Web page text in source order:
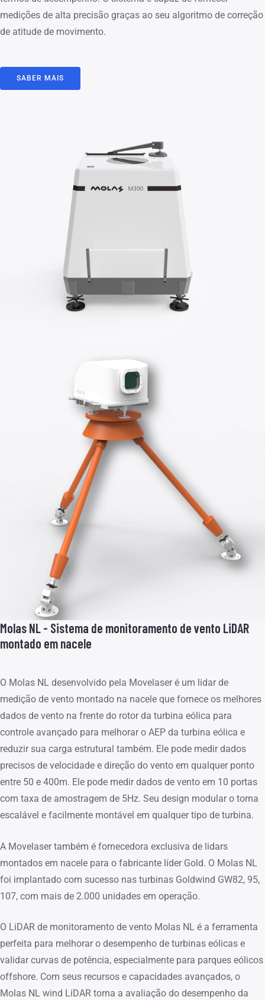
medições de alta precisão graças ao seu algoritmo de correção
de atitude de movimento.
SABER MAIS
Molas NL - Sistema de monitoramento de vento LiDAR
montado em nacele
O Molas NL desenvolvido pela Movelaser é um lidar de
medição de vento montado na nacele que fornece os melhores
dados de vento na frente do rotor da turbina eólica para
controle avançado para melhorar o AEP da turbina eólica e
reduzir sua carga estrutural também. Ele pode medir dados
precisos de velocidade e direção do vento em qualquer ponto
entre 50 e 400m. Ele pode medir dados de vento em 10 portas
com taxa de amostragem de 5Hz. Seu design modular o torna
escalável e facilmente montável em qualquer tipo de turbina.
A Movelaser também é fornecedora exclusiva de lidars
montados em nacele para o fabricante líder Gold. O Molas NL
foi implantado com sucesso nas turbinas Goldwind GW82, 95,
107, com mais de 2.000 unidades em operação.
O LiDAR de monitoramento de vento Molas NL é a ferramenta
perfeita para melhorar o desempenho de turbinas eólicas e
validar curvas de potência, especialmente para parques eólicos
offshore. Com seus recursos e capacidades avançados, o
Molas NL wind LiDAR torna a avaliação do desempenho da